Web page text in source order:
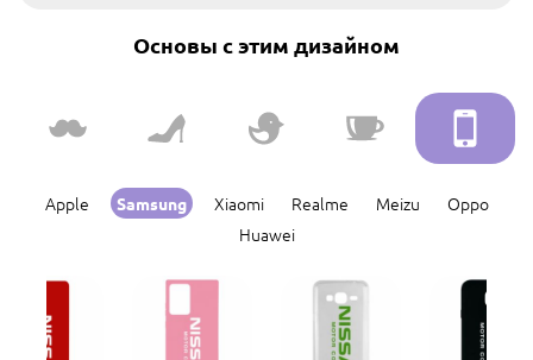
Основы с этим дизайном
Apple Samsung Xiaomi Realme Meizu
Oppo
Huawei